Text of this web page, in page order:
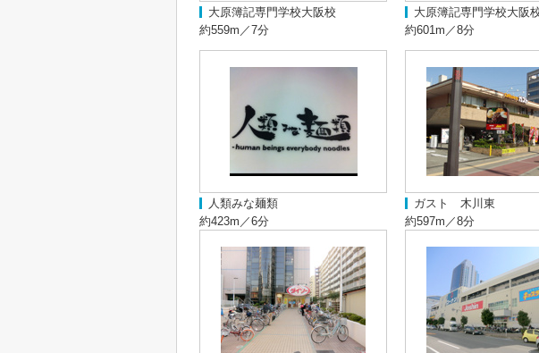
大原簿記専門学校大阪校
約559m／7分
大原簿記専門学校大阪
約601m／8分
人類みな麺類
約423m／6分
ガスト 木川東
約597m／8分